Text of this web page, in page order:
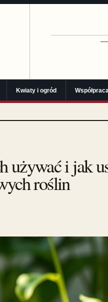
Kwiaty i ogród
używać i jak
roślin